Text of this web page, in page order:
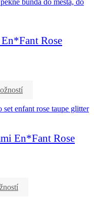
Rose
En*Fant Rose